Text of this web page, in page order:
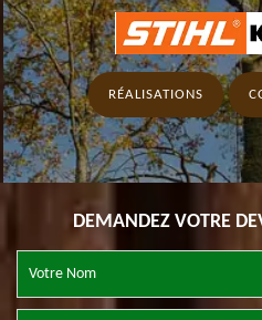
RÉALISATIONS
DEMANDEZ VOTRE